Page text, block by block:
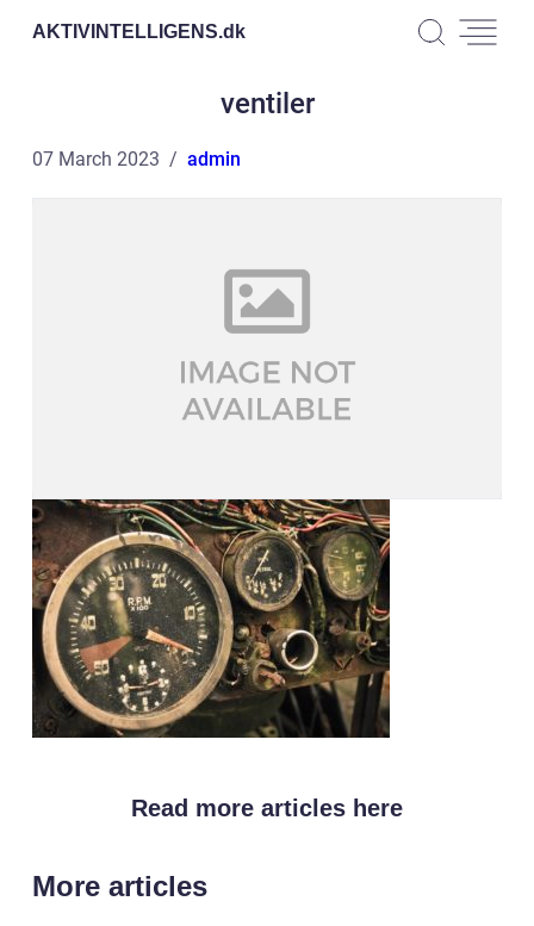
AKTIVINTELLIGENS.dk
ventiler
07 March 2023 admin
Read more articles here
More articles